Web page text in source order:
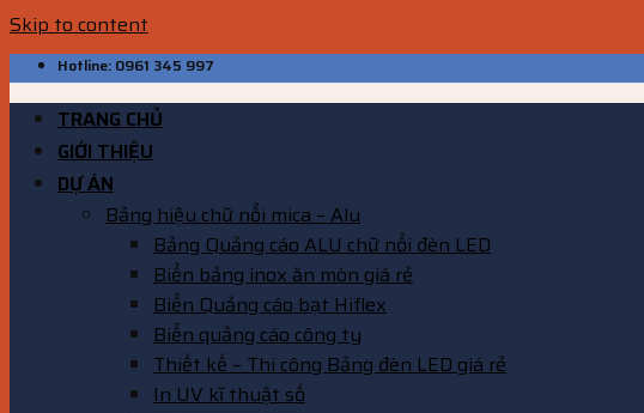
Skip to content
Hotline: 0961 345 997
TRANG CHỦ
GIỚI THIỆU
DỰ ÁN
Bảng hiệu chữ nổi mica – Alu
Bảng Quảng cáo ALU chữ nổi đèn LED
Biển bảng inox ăn mòn giá rẻ
Biển Quảng cáo bạt Hiflex
Biển quảng cáo công ty
Thiết kế – Thi công Bảng đèn LED giá rẻ
In UV kĩ thuật số